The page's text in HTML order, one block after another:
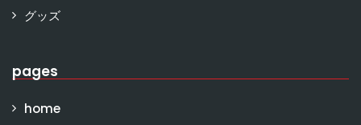
グッズ
pages
home